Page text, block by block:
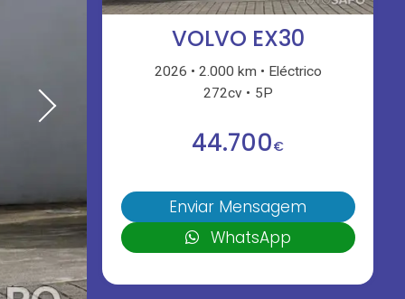
VOLVO EX30
2026 2.000 km
Eléctrico
272cv
5P
44.700€
Enviar Mensagem
WhatsApp